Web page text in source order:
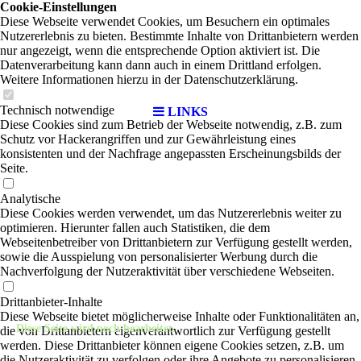
LINKS
Diese Seite wird noch bearbeitet.
Cookie-Einstellungen
Diese Webseite verwendet Cookies, um Besuchern ein optimales
Nutzererlebnis zu bieten. Bestimmte Inhalte von Drittanbietern werden
nur angezeigt, wenn die entsprechende Option aktiviert ist. Die
Datenverarbeitung kann dann auch in einem Drittland erfolgen.
Weitere Informationen hierzu in der Datenschutzerklärung.
Technisch notwendige
Diese Cookies sind zum Betrieb der Webseite notwendig, z.B. zum
Schutz vor Hackerangriffen und zur Gewährleistung eines
konsistenten und der Nachfrage angepassten Erscheinungsbilds der
Seite.
Analytische
Diese Cookies werden verwendet, um das Nutzererlebnis weiter zu
optimieren. Hierunter fallen auch Statistiken, die dem
Webseitenbetreiber von Drittanbietern zur Verfügung gestellt werden,
sowie die Ausspielung von personalisierter Werbung durch die
Nachverfolgung der Nutzeraktivität über verschiedene Webseiten.
Drittanbieter-Inhalte
Diese Webseite bietet möglicherweise Inhalte oder Funktionalitäten an,
die von Drittanbietern eigenverantwortlich zur Verfügung gestellt
werden. Diese Drittanbieter können eigene Cookies setzen, z.B. um